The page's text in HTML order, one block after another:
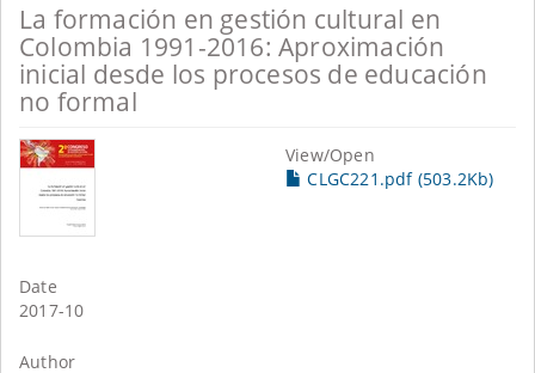
La formación en gestión cultural en
Colombia 1991-2016: Aproximación
inicial desde los procesos de educación
no formal
View/Open
CLGC221.pdf (503.2Kb)
Date
2017-10
Author